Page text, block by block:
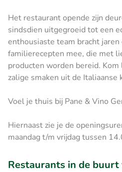
Het restaurant opende zijn
sindsdien uitgegroeid tot een
enthousiaste team bracht
familierecepten mee, die met
producten worden bereid. Kom
zalige smaken uit de Italiaanse
Voel je thuis bij Pane & Vino
Hiernaast zie je de
maandag t/m vrijdag tussen
Restaurants in de buurt